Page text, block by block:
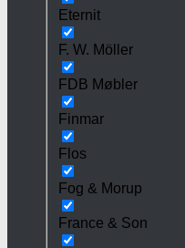
Eternit
F. W. Möller
FDB Møbler
Finmar
Flos
Fog & Morup
France & Son